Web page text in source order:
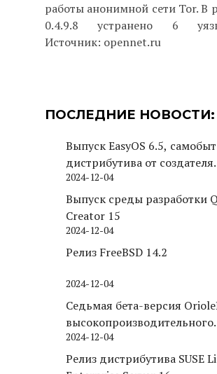
работы анонимной сети Tor. В
0.4.9.8 устранено 6
Источник: opennet.ru
ПОСЛЕДНИЕ НОВОСТИ:
Выпуск EasyOS 6.5,
дистрибутива от создателя
Puppy Linux
2024-12-04
Выпуск среды разработки
Creator 15
2024-12-04
Релиз FreeBSD 14.2
2024-12-04
Седьмая бета-версия
высокопроизводительного
движка хранения для
2024-12-04
Релиз дистрибутива SUSE